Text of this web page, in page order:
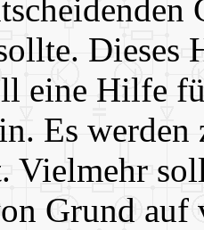
Dieses
eine Hilfe
Es werden
Vielmehr
Grund